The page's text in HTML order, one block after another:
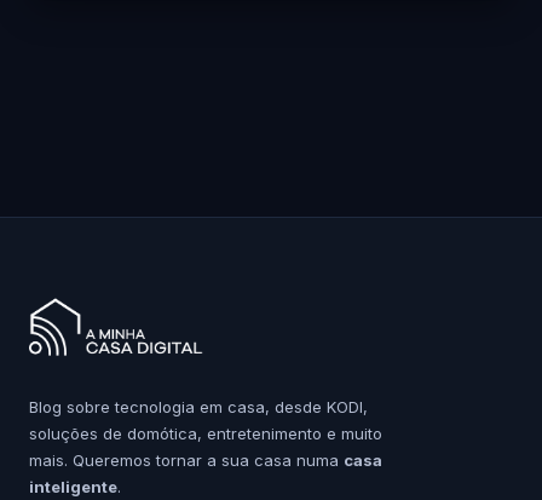
Blog sobre tecnologia em casa, desde KODI,
soluções de domótica, entretenimento e muito
mais. Queremos tornar a sua casa numa casa
inteligente.